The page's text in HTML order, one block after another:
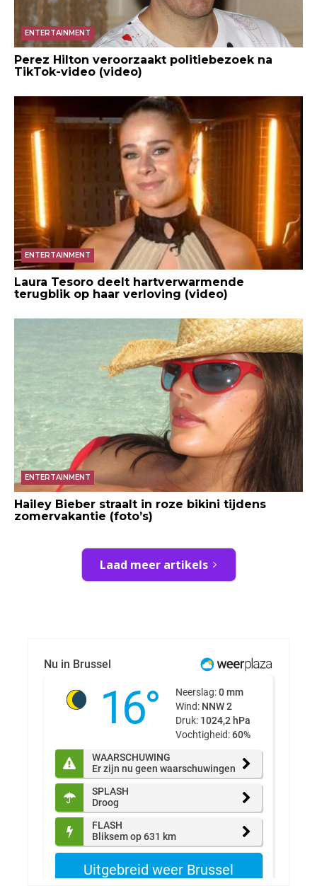
ENTERTAINMENT
Perez Hilton veroorzaakt politiebezoek na
TikTok-video (video)
ENTERTAINMENT
Laura Tesoro deelt hartverwarmende
terugblik op haar verloving (video)
ENTERTAINMENT
Hailey Bieber straalt in roze bikini tijdens
zomervakantie (foto’s)
Laad meer artikels